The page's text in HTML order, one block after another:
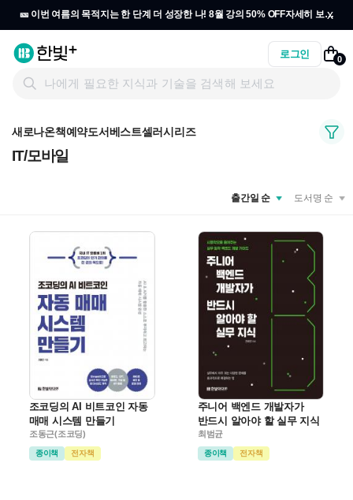
🎫 이번 여름의 목적지는 한 단계 더 성장한 나! 8월 강의 50% OFF자세히 보기
x
로그인 0
새로나온책예약도서베스트셀러시리즈
IT/모바일
도서명 순
출간일 순
조코딩의 AI 비트코인 자동
매매 시스템 만들기
조동근(조코딩)
종이책 전자책
주니어 백엔드 개발자가
반드시 알아야 할 실무 지식
최범균
종이책 전자책